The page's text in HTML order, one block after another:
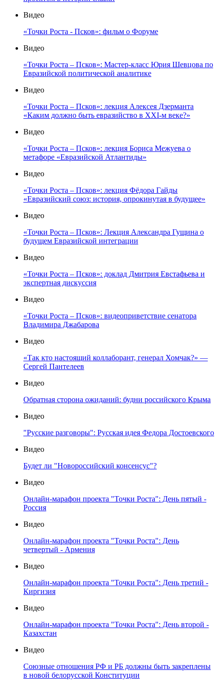
Видео
«Точки Роста - Псков»: фильм о Форуме
Видео
«Точки Роста – Псков»: Мастер-класс Юрия Шевцова по
Евразийской политической аналитике
Видео
«Точки Роста – Псков»: лекция Алексея Дзерманта
«Каким должно быть евразийство в XXI-м веке?»
Видео
«Точки Роста – Псков»: лекция Бориса Межуева о
метафоре «Евразийской Атлантиды»
Видео
«Точки Роста – Псков»: лекция Фёдора Гайды
«Евразийский союз: история, опрокинутая в будущее»
Видео
«Точки Роста – Псков»: Лекция Александра Гущина о
будущем Евразийской интеграции
Видео
«Точки Роста – Псков»: доклад Дмитрия Евстафьева и
экспертная дискуссия
Видео
«Точки Роста – Псков»: видеоприветствие сенатора
Владимира Джабарова
Видео
«Так кто настоящий коллаборант, генерал Хомчак?» —
Сергей Пантелеев
Видео
Обратная сторона ожиданий: будни российского Крыма
Видео
"Русские разговоры": Русская идея Федора Достоевского
Видео
Будет ли "Новороссийский консенсус"?
Видео
Онлайн-марафон проекта "Точки Роста": День пятый -
Россия
Видео
Онлайн-марафон проекта "Точки Роста": День
четвертый - Армения
Видео
Онлайн-марафон проекта "Точки Роста": День третий -
Киргизия
Видео
Онлайн-марафон проекта "Точки Роста": День второй -
Казахстан
Видео
Союзные отношения РФ и РБ должны быть закреплены
в новой белорусской Конституции